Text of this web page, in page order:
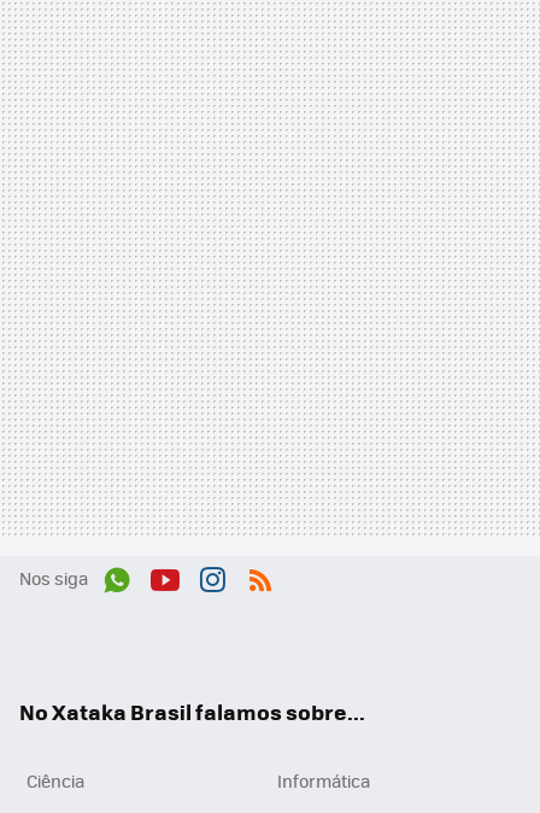
Nos siga
No Xataka Brasil falamos sobre...
Ciência
Informática